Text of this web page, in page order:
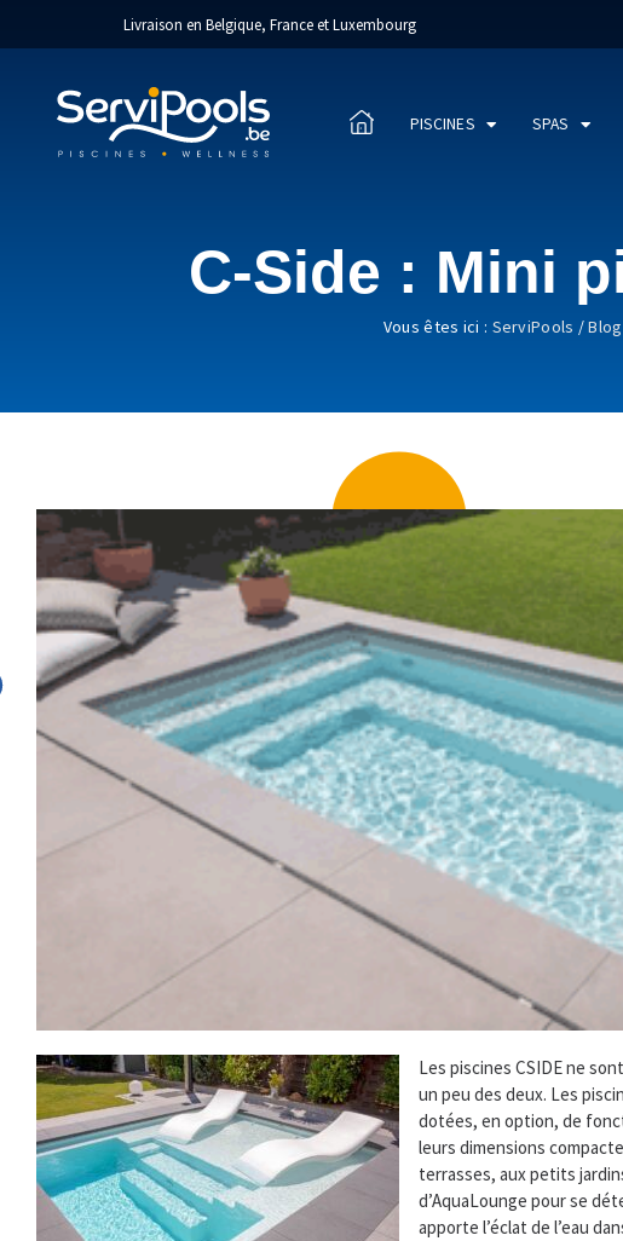
Livraison en Belgique, France et Luxembourg
PISCINES SPAS
C-Side : Mini
Vous êtes ici : ServiPools /Blog
Les piscines CSIDE ne
un peu des deux. Les
dotées, en option, de
leurs dimensions
terrasses, aux petits
d’AquaLounge pour se
apporte l’éclat de l’eau